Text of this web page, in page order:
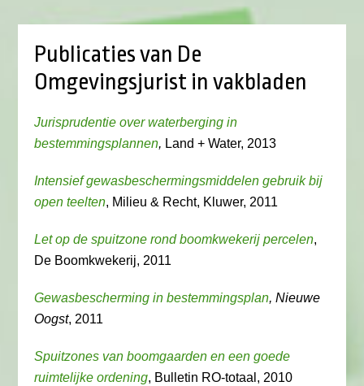
Publicaties van De
Omgevingsjurist in vakbladen
Jurisprudentie over waterberging in
bestemmingsplannen, Land + Water, 2013
Intensief gewasbeschermingsmiddelen gebruik bij
open teelten, Milieu & Recht, Kluwer, 2011
Let op de spuitzone rond boomkwekerij percelen,
De Boomkwekerij, 2011
Gewasbescherming in bestemmingsplan, Nieuwe
Oogst, 2011
Spuitzones van boomgaarden en een goede
ruimtelijke ordening, Bulletin RO-totaal, 2010